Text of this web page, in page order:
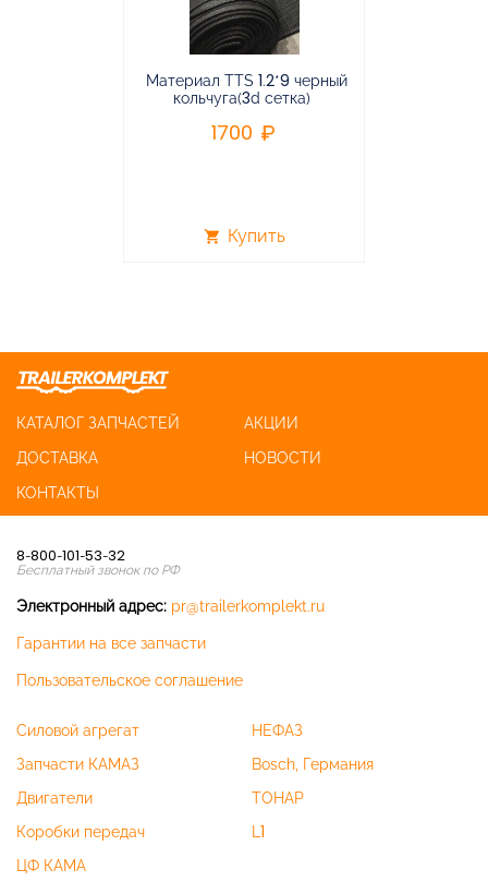
Материал TTS 1.2*9 черный
кольчуга(3d сетка)
1700
shopping_cart Купить
КАТАЛОГ ЗАПЧАСТЕЙ
АКЦИИ
ДОСТАВКА
НОВОСТИ
КОНТАКТЫ
8-800-101-53-32
Бесплатный звонок по РФ
Электронный адрес: pr@trailerkomplekt.ru
Гарантии на все запчасти
Пользовательское соглашение
Силовой агрегат
Запчасти КАМАЗ
Двигатели
Коробки передач
ЦФ КАМА
НЕФАЗ
Bosch, Германия
ТОНАР
L1